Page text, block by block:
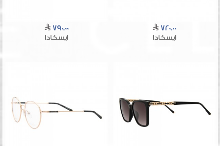
720.00
ايسكادا
790.00
ايسكادا